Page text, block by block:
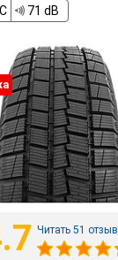
C 71 dB
Читать 51 отзыв